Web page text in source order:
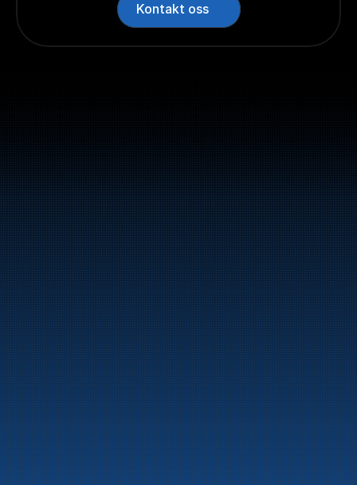
Kontakt oss
47
Bunker Oil leverer drivstoff og energiprodukter
langs hele norskekysten.
Marine
Auto & Industri
Bensinstasjoner
Tankingskort